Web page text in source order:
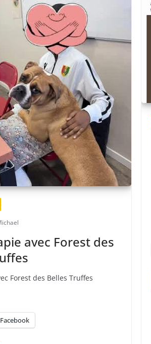
avec Forest des
Forest des Belles Truffes
Facebook